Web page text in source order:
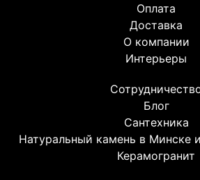
Оплата
Доставка
О компании
Интерьеры
Блог
Сантехника
Натуральный камень в Минске
Керамогранит